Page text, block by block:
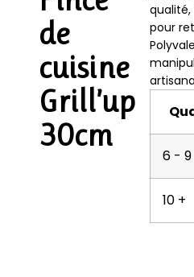
de
cuisine
Grill’up
30cm
pour
6 - 9
10 +